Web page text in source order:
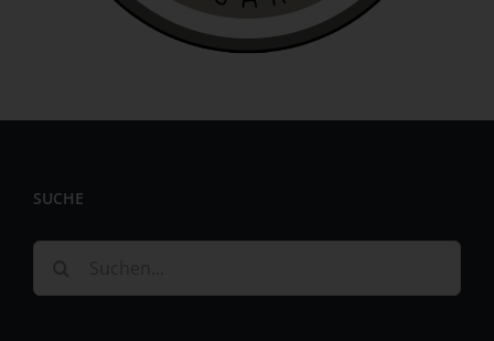
SUCHE
nach:
Identität dieser natürlichen Person sind, identifiziert
Betroffene Person ist jede identifizierte oder
Verantwortlichen verarbeitet werden.
Verfahren ausgeführte Vorgang oder jede solche